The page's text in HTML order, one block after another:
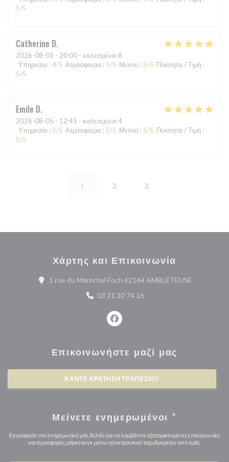
5/5
Catherine D
2026-08-03 - 20:00 - καλεσμένοι 8
Υπηρεσία : 4/5 Ατμόσφαιρα : 5/5 Μενού : 5/5 Ποιότητα / Τιμή :
5/5
Emile D
2026-08-05 - 12:45 - καλεσμένοι 4
Υπηρεσία : 5/5 Ατμόσφαιρα : 5/5 Μενού : 5/5 Ποιότητα / Τιμή :
5/5
1 2 3
Χάρτης και Επικοινωνία
1 rue du Maréchal Foch 62164 AMBLETEUSE((ανοίγει
03 21 30 74 16
Facebook ((ανοίγει σε νέο
Επικοινωνήστε μαζί μας
ΚΆΝΤΕ ΚΡΆΤΗΣΗ ΤΡΑΠΕΖΙΟΎ
Μείνετε ενημερωμένοι *
Εγγραφείτε στο ενημερωτικό μας δελτίο για να λαμβάνετε εξατομικευμένες επικοινωνίες
και προσφορές μάρκετινγκ μέσω ηλεκτρονικού ταχυδρομείου από εμάς.